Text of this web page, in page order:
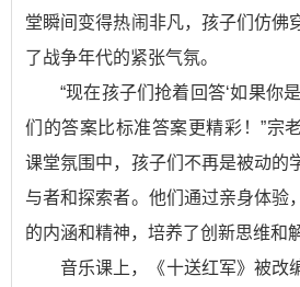
堂瞬间变得热闹非凡，孩子们仿佛
了战争年代的紧张气氛。
“现在孩子们抢着回答‘如果你
们的答案比标准答案更精彩！”宗
课堂氛围中，孩子们不再是被动的
与者和探索者。他们通过亲身体验
的内涵和精神，培养了创新思维和
音乐课上，《十送红军》被改